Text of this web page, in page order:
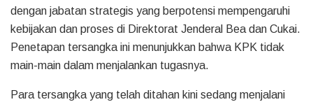
dengan jabatan strategis yang berpotensi mempengaruhi
kebijakan dan proses di Direktorat Jenderal Bea dan Cukai.
Penetapan tersangka ini menunjukkan bahwa KPK tidak
main-main dalam menjalankan tugasnya.
Para tersangka yang telah ditahan kini sedang menjalani